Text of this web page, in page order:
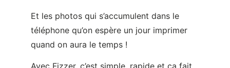
Et les photos qui s’accumulent dans le
téléphone qu’on espère un jour imprimer
quand on aura le temps !
Avec Fizzer, c’est simple, rapide et ça fait